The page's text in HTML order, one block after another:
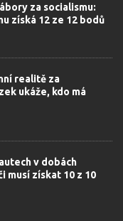
za socialismu:
získá 12 ze 12 bodů
realitě za
ukáže, kdo má
v dobách
musí získat 10 z 10